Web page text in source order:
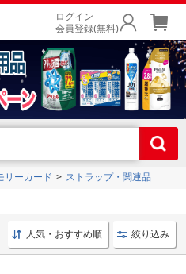
ログイン
会員登録(無料)
リーカード ストラップ・関連品
ー カメラストラップ 一眼カ
人気・おすすめ順 絞り込み